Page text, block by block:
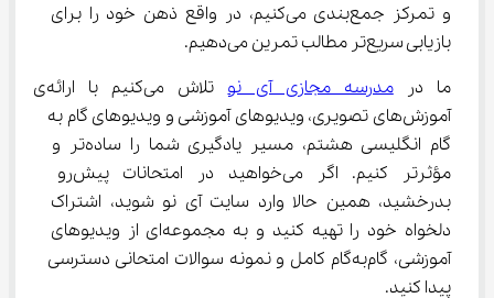
و تمرکز جمع‌بندی می‌کنیم، در واقع ذهن خود را برای
بازیابی سریع‌تر مطالب تمرین می‌دهیم.
ما در مدرسه مجازی آی نو
تلاش می‌کنیم با ارائه‌ی
آموزش‌های تصویری، ویدیوهای آموزشی و ویدیوهای گام به
گام انگلیسی هشتم، مسیر یادگیری شما را ساده‌تر و
مؤثرتر کنیم. اگر می‌خواهید در امتحانات پیش‌رو
بدرخشید، همین حالا وارد سایت آی نو شوید، اشتراک
دلخواه خود را تهیه کنید و به مجموعه‌ای از ویدیوهای
آموزشی، گام‌به‌گام کامل و نمونه سوالات امتحانی دسترسی
پیدا کنید.